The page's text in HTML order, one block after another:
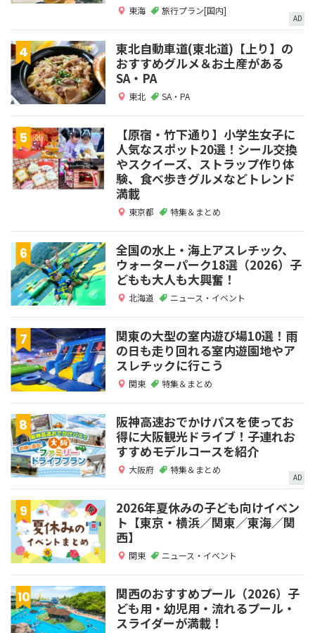
東海 旅行プラン[国内]
AD
東北自動車道(東北道)【上り】の
おすすめグルメ＆お土産がある
SA・PA
東北 SA・PA
【原宿・竹下通り】小学生女子に
人気なスポット20選！シール交換
やスクイーズ、ストラップ作り体
験、食べ歩きグルメなどトレンド
満載
東京都 特集＆まとめ
全国の水上・海上アスレチック、
ウォーターパーク18選（2026）子
どもも大人も大興奮！
北海道 ニュース・イベント
関東の大型の室内遊び場10選！雨
の日も走り回れる室内遊園地やア
スレチックに行こう
関東 特集＆まとめ
阪神高速おでかけパスを使ってお
得に大阪観光ドライブ！子連れお
すすめモデルコースを紹介
大阪府 特集＆まとめ
AD
2026年夏休みの子ども向けイベン
ト【東京・横浜／関東／東海／関
西】
関東 ニュース・イベント
関西のおすすめプール（2026）子
ども用・幼児用・流れるプール・
スライダーが満載！